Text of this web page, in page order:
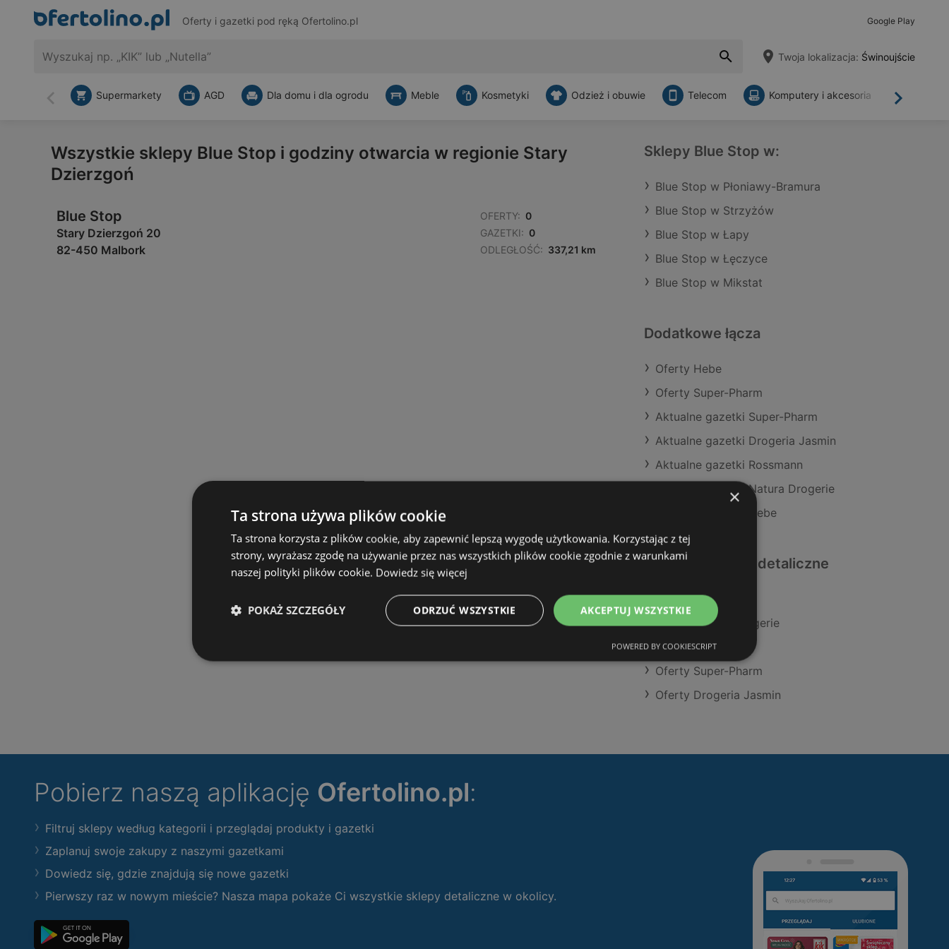
Oferty i gazetki pod ręką Ofertolino.pl Google Play
Twoja lokalizacja: Świnoujście
Wstecz Dalej
Supermarkety AGD Dla domu i dla ogrodu Meble Kosmetyki Odzież i obuwie Telecom Komputery i akcesoria
Wszystkie sklepy Blue Stop i godziny otwarcia w regionie Stary
Dzierzgoń
Blue Stop
Stary Dzierzgoń 20
82-450 Malbork
OFERTY: 0
GAZETKI: 0
ODLEGŁOŚĆ: 337,21 km
Sklepy Blue Stop w:
Blue Stop w Płoniawy-Bramura
Blue Stop w Strzyżów
Blue Stop w Łapy
Blue Stop w Łęczyce
Blue Stop w Mikstat
Dodatkowe łącza
Oferty Hebe
Oferty Super-Pharm
Aktualne gazetki Super-Pharm
Aktualne gazetki Drogeria Jasmin
Aktualne gazetki Rossmann
Aktualne gazetki Natura Drogerie
Aktualne gazetki Hebe
Podobne sklepy detaliczne
Oferty Rossmann
Oferty Natura Drogerie
Oferty Hebe
Oferty Super-Pharm
Oferty Drogeria Jasmin
Pobierz naszą aplikację Ofertolino.pl:
Filtruj sklepy według kategorii i przeglądaj produkty i gazetki
Zaplanuj swoje zakupy z naszymi gazetkami
Dowiedz się, gdzie znajdują się nowe gazetki
Pierwszy raz w nowym mieście? Nasza mapa pokaże Ci wszystkie sklepy detaliczne w okolicy.
×
Ta strona używa plików cookie
Ta strona korzysta z plików cookie, aby zapewnić lepszą wygodę użytkowania. Korzystając z tej
strony, wyrażasz zgodę na używanie przez nas wszystkich plików cookie zgodnie z warunkami
naszej polityki plików cookie. Dowiedz się więcej
AKCEPTUJ WSZYSTKIE
ODRZUĆ WSZYSTKIE
POKAŻ SZCZEGÓŁY
POWERED BY COOKIESCRIPT